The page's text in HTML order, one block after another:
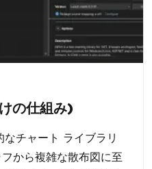
の仕組み)
チャート ライブラリ
から複雑な散布図に至